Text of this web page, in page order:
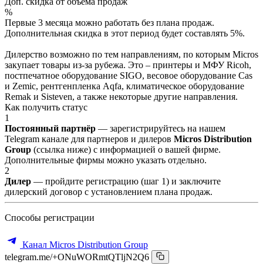
%
Первые 3 месяца можно работать без плана продаж.
Дополнительная скидка в этот период будет составлять 5%.
Дилерство возможно по тем направлениям, по которым Micros
закупает товары из-за рубежа. Это – принтеры и МФУ Ricoh,
постпечатное оборудование SIGO, весовое оборудование Cas
и Zemic, рентгенпленка Aqfa, климатическое оборудование
Remak и Sisteven, а также некоторые другие направления.
Как получить статус
1
Постоянный партнёр — зарегистрируйтесь на нашем
Telegram канале для партнеров и дилеров Micros Distribution
Group (ссылка ниже) с информацией о вашей фирме.
Дополнительные фирмы можно указать отдельно.
2
Дилер — пройдите регистрацию (шаг 1) и заключите
дилерский договор с установлением плана продаж.
Способы регистрации
Канал Micros Distribution Group
telegram.me/+ONuWORmtQTljN2Q6